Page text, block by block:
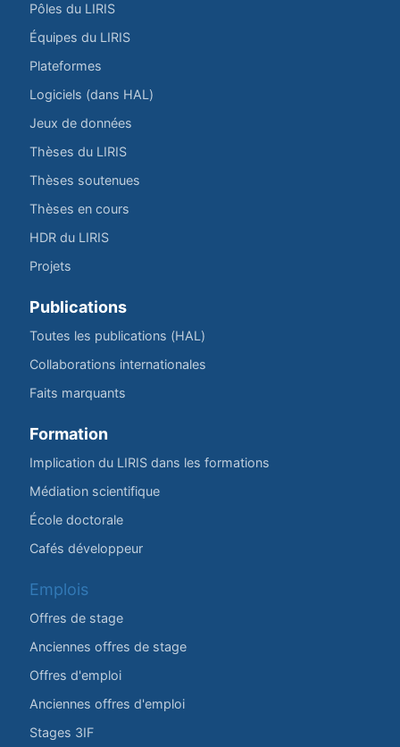
Pôles du LIRIS
Équipes du LIRIS
Plateformes
Logiciels (dans HAL)
Jeux de données
Thèses du LIRIS
Thèses soutenues
Thèses en cours
HDR du LIRIS
Projets
Publications
Toutes les publications (HAL)
Collaborations internationales
Faits marquants
Formation
Implication du LIRIS dans les formations
Médiation scientifique
École doctorale
Cafés développeur
Emplois
Offres de stage
Anciennes offres de stage
Offres d'emploi
Anciennes offres d'emploi
Stages 3IF